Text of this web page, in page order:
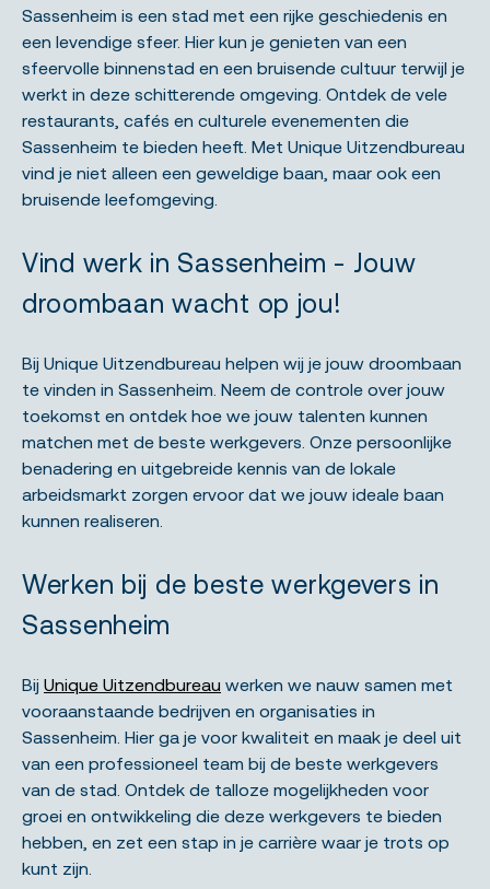
Sassenheim is een stad met een rijke geschiedenis en
een levendige sfeer. Hier kun je genieten van een
sfeervolle binnenstad en een bruisende cultuur terwijl je
werkt in deze schitterende omgeving. Ontdek de vele
restaurants, cafés en culturele evenementen die
Sassenheim te bieden heeft. Met Unique Uitzendbureau
vind je niet alleen een geweldige baan, maar ook een
bruisende leefomgeving.
Vind werk in Sassenheim - Jouw
droombaan wacht op jou!
Bij Unique Uitzendbureau helpen wij je jouw droombaan
te vinden in Sassenheim. Neem de controle over jouw
toekomst en ontdek hoe we jouw talenten kunnen
matchen met de beste werkgevers. Onze persoonlijke
benadering en uitgebreide kennis van de lokale
arbeidsmarkt zorgen ervoor dat we jouw ideale baan
kunnen realiseren.
Werken bij de beste werkgevers in
Sassenheim
Bij Unique Uitzendbureau werken we nauw samen met
vooraanstaande bedrijven en organisaties in
Sassenheim. Hier ga je voor kwaliteit en maak je deel uit
van een professioneel team bij de beste werkgevers
van de stad. Ontdek de talloze mogelijkheden voor
groei en ontwikkeling die deze werkgevers te bieden
hebben, en zet een stap in je carrière waar je trots op
kunt zijn.